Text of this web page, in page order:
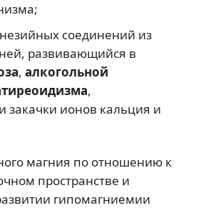
соединений из
развивающийся в
, алкогольной
,
закачки ионов кальция и
магния по отношению к
пространстве и
гипомагниемии